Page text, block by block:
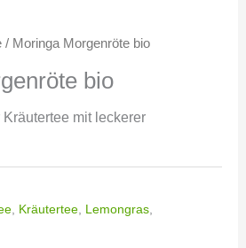
/ Moringa Morgenröte bio
bio
mit leckerer
, Kräutertee, Lemongras,